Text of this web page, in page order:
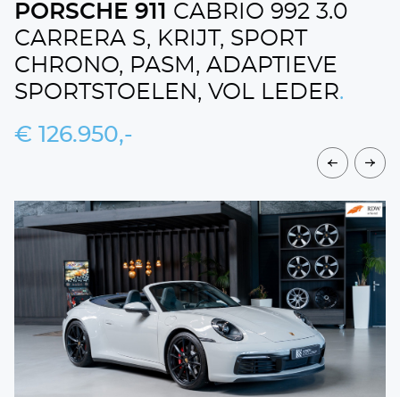
DIENSTEN WERKPLAATS
HOME
VERKOCHT
DETAILING
VACATURES
CONTACT
+31 26 47 205 46
PORSCHE 911 CABRIO 992 3.0
CARRERA S, KRIJT, SPORT
CHRONO, PASM, ADAPTIEVE
SPORTSTOELEN, VOL LEDER.
€ 126.950,-